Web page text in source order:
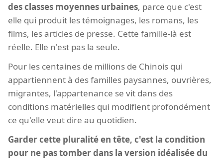
des classes moyennes urbaines, parce que c'est
elle qui produit les témoignages, les romans, les
films, les articles de presse. Cette famille-là est
réelle. Elle n'est pas la seule.
Pour les centaines de millions de Chinois qui
appartiennent à des familles paysannes, ouvrières,
migrantes, l'appartenance se vit dans des
conditions matérielles qui modifient profondément
ce qu'elle veut dire au quotidien.
Garder cette pluralité en tête, c'est la condition
pour ne pas tomber dans la version idéalisée du